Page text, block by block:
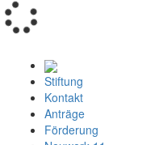
Stiftung
Kontakt
Anträge
Förderung